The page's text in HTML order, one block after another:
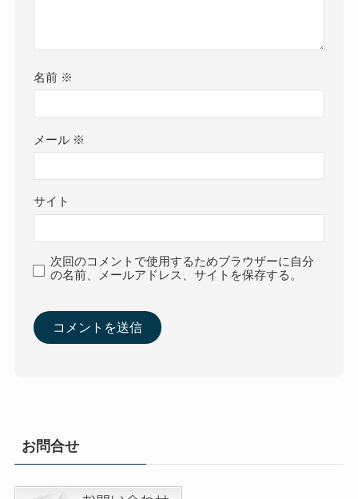
名前 ※
メール ※
サイト
次回のコメントで使用するためブラウザーに自分
の名前、メールアドレス、サイトを保存する。
お問合せ